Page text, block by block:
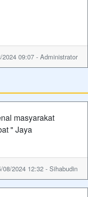
2024 09:07 - Administrator
masyarakat
" Jaya
08/2024 12:32 - Sihabudin